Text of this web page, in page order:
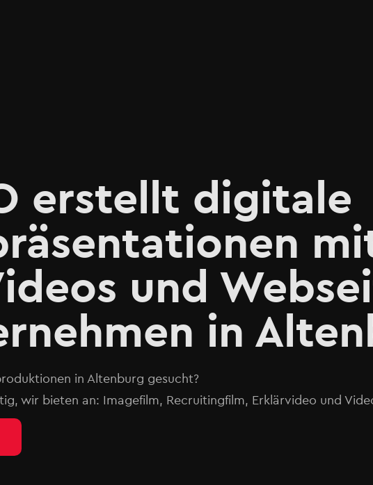
erstellt digitale
und
in
in Altenburg gesucht?
wir bieten an: Imagefilm, Recruitingfilm, Erklärvideo und